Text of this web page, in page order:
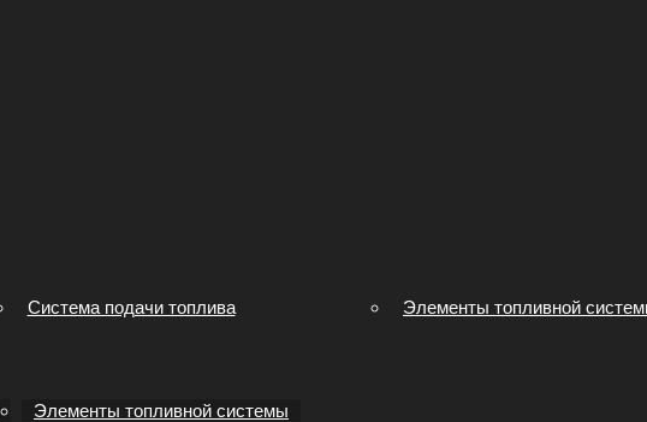
Система подачи топлива Элементы топливной
Элементы топливной системы